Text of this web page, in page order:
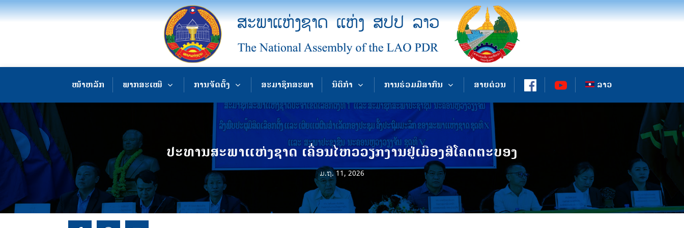
ໜ້າຫລັກ ພາກສະເໜີ ການຈັດຕັ້ງ ສະມາຊິກສະພາ ນິຕິກຳ ການຮ່ວມມືສາກົນ ສາຍດ່ວນ ລາວ
ປະທານສະພາແຫ່ງຊາດ ເຄື່ອນໄຫວວຽກງານຢູ່ເມືອງສີໂຄດຕະບອງ
ມ.ຖ. 11, 2026